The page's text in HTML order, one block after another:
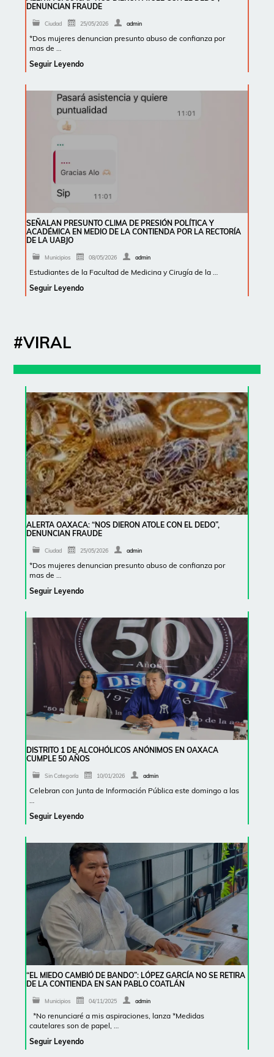
DENUNCIAN FRAUDE
Ciudad 25/05/2026 admin
*Dos mujeres denuncian presunto abuso de confianza por
mas de …
Seguir Leyendo
SEÑALAN PRESUNTO CLIMA DE PRESIÓN POLÍTICA Y
ACADÉMICA EN MEDIO DE LA CONTIENDA POR LA RECTORÍA
DE LA UABJO
Municipios 08/05/2026 admin
Estudiantes de la Facultad de Medicina y Cirugía de la …
Seguir Leyendo
#VIRAL
ALERTA OAXACA: “NOS DIERON ATOLE CON EL DEDO”,
DENUNCIAN FRAUDE
Ciudad 25/05/2026 admin
*Dos mujeres denuncian presunto abuso de confianza por
mas de …
Seguir Leyendo
DISTRITO 1 DE ALCOHÓLICOS ANÓNIMOS EN OAXACA
CUMPLE 50 AÑOS
Sin Categoría 10/01/2026 admin
Celebran con Junta de Información Pública este domingo a las
…
Seguir Leyendo
“EL MIEDO CAMBIÓ DE BANDO”: LÓPEZ GARCÍA NO SE RETIRA
DE LA CONTIENDA EN SAN PABLO COATLÁN
Municipios 04/11/2025 admin
*No renunciaré a mis aspiraciones, lanza *Medidas
cautelares son de papel, …
Seguir Leyendo